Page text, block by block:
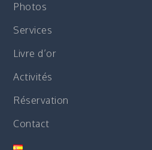
Photos
Services
Livre d’or
Activités
Réservation
Contact